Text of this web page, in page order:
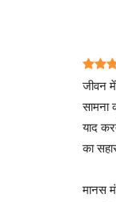
जीवन
याद
का
मानस